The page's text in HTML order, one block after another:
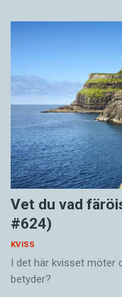
Vet du vad
#624)
KVISS
I det här kvisset möter
betyder?